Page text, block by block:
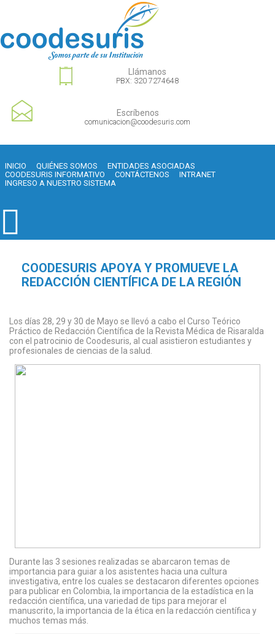
Llámanos
PBX: 320 7274648
Escríbenos
comunicacion@coodesuris.com
INICIO QUIÉNES SOMOS
ENTIDADES ASOCIADAS
COODESURIS INFORMATIVO
CONTÁCTENOS
INTRANET
INGRESO A NUESTRO SISTEMA
COODESURIS APOYA Y PROMUEVE LA
REDACCIÓN CIENTÍFICA DE LA REGIÓN
Los días 28, 29 y 30 de Mayo se llevó a cabo el Curso Teórico
Práctico de Redacción Científica de la Revista Médica de Risaralda
con el patrocinio de Coodesuris, al cual asistieron estudiantes y
profesionales de ciencias de la salud.
Durante las 3 sesiones realizadas se abarcaron temas de
importancia para guiar a los asistentes hacia una cultura
investigativa, entre los cuales se destacaron diferentes opciones
para publicar en Colombia, la importancia de la estadística en la
redacción científica, una variedad de tips para mejorar el
manuscrito, la importancia de la ética en la redacción científica y
muchos temas más.